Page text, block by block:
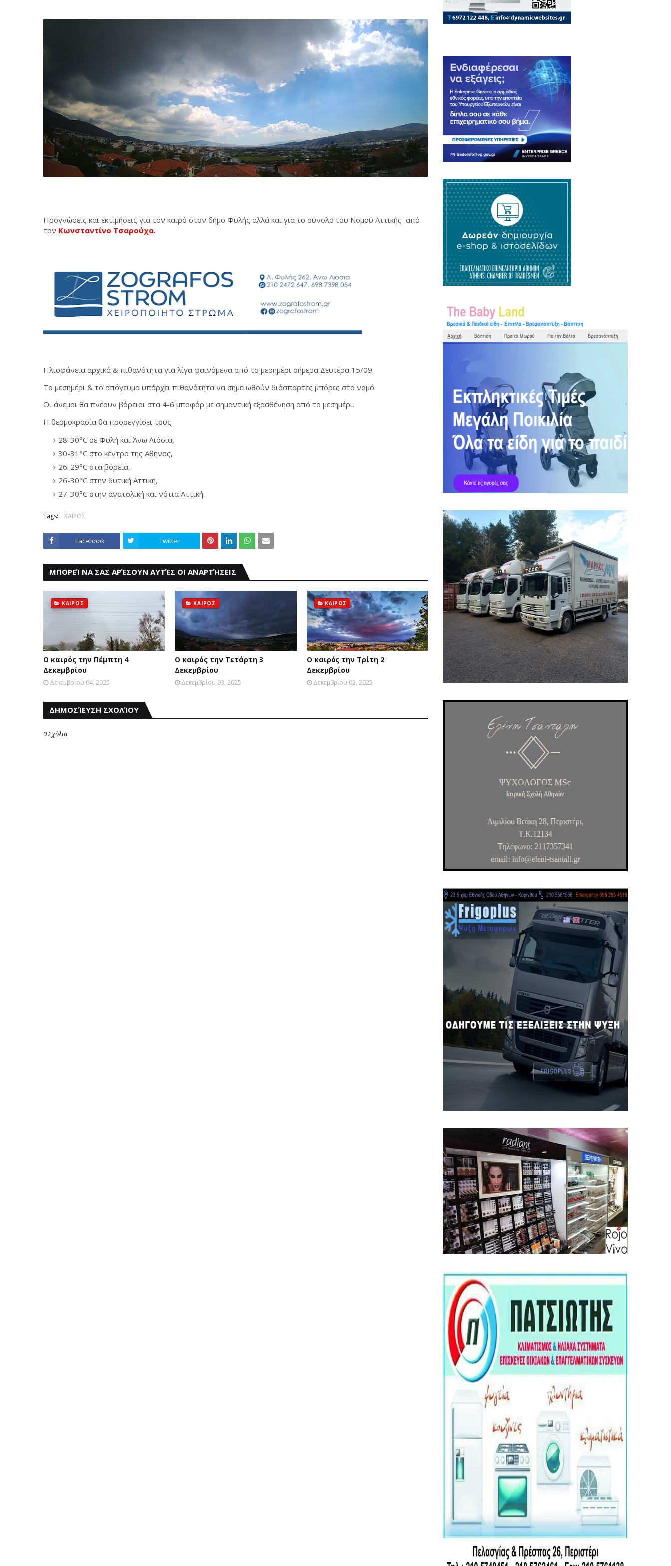
Προγνώσεις και εκτιμήσεις για τον καιρό στον δήμο Φυλής αλλά και για το σύνολο του Νομού Αττικής από
τον Κωνσταντίνο Τσαρούχα.
Ηλιοφάνεια αρχικά & πιθανότητα για λίγα φαινόμενα από το μεσημέρι σήμερα Δευτέρα 15/09.
Το μεσημέρι & το απόγευμα υπάρχει πιθανότητα να σημειωθούν διάσπαρτες μπόρες στο νομό.
Οι άνεμοι θα πνέουν βόρειοι στα 4-6 μποφόρ με σημαντική εξασθένηση από το μεσημέρι.
Η θερμοκρασία θα προσεγγίσει τους
28-30°C σε Φυλή και Άνω Λιόσια,
30-31°C στο κέντρο της Αθήνας,
26-29°C στα βόρεια,
26-30°C στην δυτική Αττική,
27-30°C στην ανατολική και νότια Αττική.
Tags: ΚΑΙΡΟΣ
Facebook Twitter
ΜΠΟΡΕΊ ΝΑ ΣΑΣ ΑΡΈΣΟΥΝ ΑΥΤΈΣ ΟΙ ΑΝΑΡΤΉΣΕΙΣ
ΚΑΙΡΟΣ
Ο καιρός την Πέμπτη 4
Δεκεμβρίου
Δεκεμβρίου 04, 2025
ΚΑΙΡΟΣ
Ο καιρός την Τετάρτη 3
Δεκεμβρίου
Δεκεμβρίου 03, 2025
ΚΑΙΡΟΣ
Ο καιρός την Τρίτη 2
Δεκεμβρίου
Δεκεμβρίου 02, 2025
ΔΗΜΟΣΊΕΥΣΗ ΣΧΟΛΊΟΥ
0 Σχόλια